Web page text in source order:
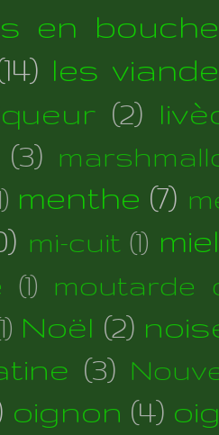
en bouche
les
(2)
(3)
menthe (7)
mi-cuit (1) miel
(1) moutarde
Noël (2)
(3)
oignon (4)